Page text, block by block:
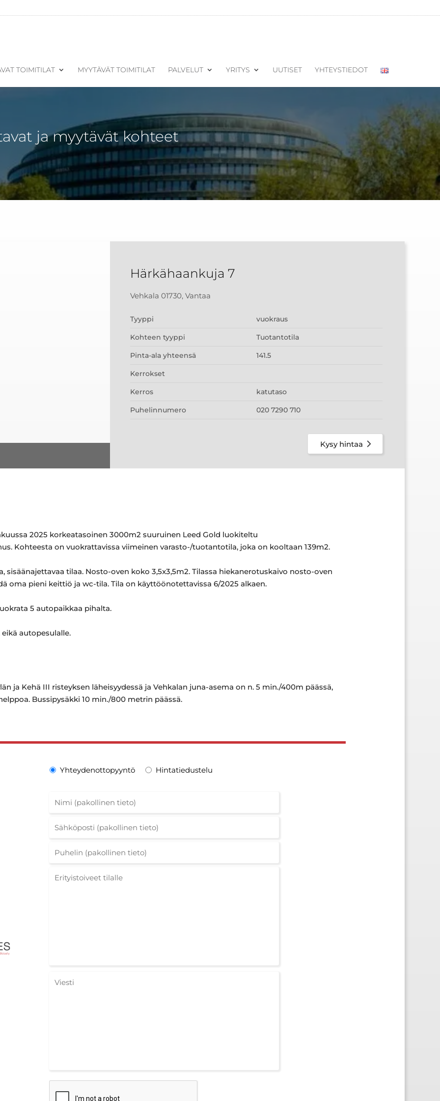
TOIMITILAT MYYTÄVÄT TOIMITILAT PALVELUT YRITYS UUTISET YHTEYSTIEDOT
ja myytävät kohteet
Härkähaankuja 7
Vehkala 01730, Vantaa
Tyyppi vuokraus
Kohteen tyyppi Tuotantotila
Pinta-ala yhteensä 141.5
Kerrokset
Kerros katutaso
Puhelinnumero 020 7290 710
Kysy hintaa
2025 korkeatasoinen 3000m2 suuruinen Leed Gold luokiteltu
Kohteesta on vuokrattavissa viimeinen varasto-/tuotantotila, joka on kooltaan 139m2.
sisäänajettavaa tilaa. Nosto-oven koko 3,5x3,5m2. Tilassa hiekanerotuskaivo nosto-oven
oma pieni keittiö ja wc-tila. Tila on käyttöönotettavissa 6/2025 alkaen.
5 autopaikkaa pihalta.
autopesulalle.
ja Kehä III risteyksen läheisyydessä ja Vehkalan juna-asema on n. 5 min./400m päässä,
Bussipysäkki 10 min./800 metrin päässä.
Yhteydenottopyyntö Hintatiedustelu